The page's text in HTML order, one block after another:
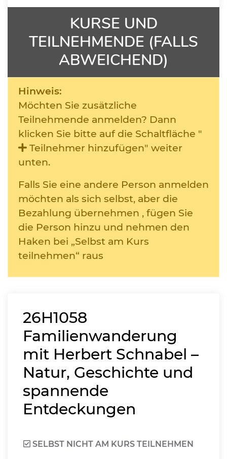
KURSE UND
TEILNEHMENDE (FALLS
ABWEICHEND)
Hinweis:
Möchten Sie zusätzliche
Teilnehmende anmelden? Dann
klicken Sie bitte auf die Schaltfläche "
Teilnehmer hinzufügen" weiter
unten.
Falls Sie eine andere Person anmelden
möchten als sich selbst, aber die
Bezahlung übernehmen , fügen Sie
die Person hinzu und nehmen den
Haken bei „Selbst am Kurs
teilnehmen“ raus
26H1058
Familienwanderung
mit Herbert Schnabel –
Natur, Geschichte und
spannende
Entdeckungen
SELBST NICHT AM KURS TEILNEHMEN